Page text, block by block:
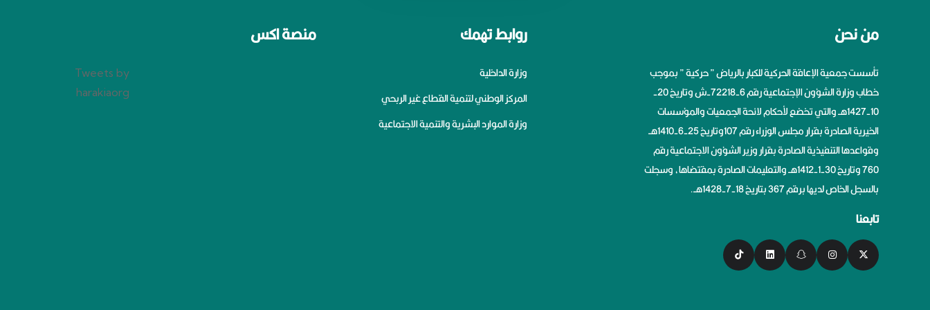
من نحن
تأسست جمعية الإعاقة الحركية للكبار بالرياض ” حركية ” بموجب
خطاب وزارة الشؤون الإجتماعية رقم 6-72218-ش وتاريخ 20-
10-1427هــ والتي تخضع لأحكام لائحة الجمعيات والمؤسسات
الخيرية الصادرة بقرار مجلس الوزراء رقم 107وتاريخ 25-6-1410هــ
وقواعدها التنفيذية الصادرة بقرار وزير الشؤون الاجتماعية رقم
760 وتاريخ 30-1-1412هــ والتعليمات الصادرة بمقتضاها، وسجلت
بالسجل الخاص لديها برقم 367 بتاريخ 18-7-1428هــ.
تابعنا
روابط تهمك
وزارة الداخلية
المركز الوطني لتنمية القطاع غير الربحي
وزارة الموارد البشرية والتنمية الاجتماعية
منصة اكس
Tweets by
harakiaorg